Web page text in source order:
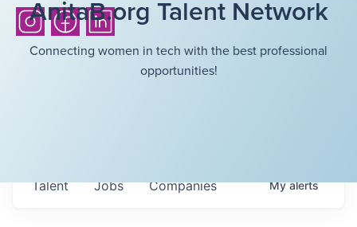
AnitaB.org Talent Network
Connecting women in tech with the best professional
opportunities!
Jobs Companies
Talent Myalerts